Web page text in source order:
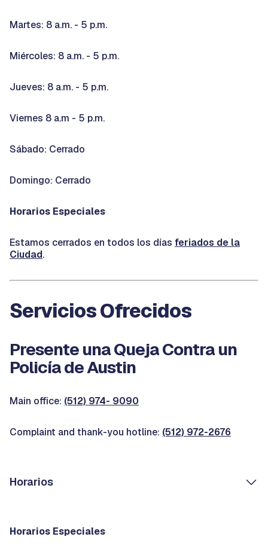
Martes: 8 a.m. - 5 p.m.
Miércoles: 8 a.m. - 5 p.m.
Jueves: 8 a.m. - 5 p.m.
Viernes 8 a.m - 5 p.m.
Sábado: Cerrado
Domingo: Cerrado
Horarios Especiales
Estamos cerrados en todos los días feriados de la
Ciudad.
Servicios Ofrecidos
Presente una Queja Contra un
Policía de Austin
Main office: (512) 974- 9090
Complaint and thank-you hotline: (512) 972-2676
Horarios
Horarios Especiales